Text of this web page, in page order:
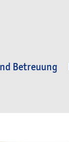
Betreuung